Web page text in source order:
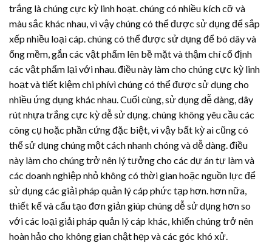
trắng là chúng cực kỳ linh hoạt. chúng có nhiều kích cỡ và
màu sắc khác nhau, vì vậy chúng có thể được sử dụng để sắp
xếp nhiều loại cáp. chúng có thể được sử dụng để bó dây và
ống mềm, gắn các vật phẩm lên bề mặt và thậm chí cố định
các vật phẩm lại với nhau. điều này làm cho chúng cực kỳ linh
hoạt và tiết kiệm chi phívì chúng có thể được sử dụng cho
nhiều ứng dụng khác nhau. Cuối cùng, sử dụng dễ dàng,dây
rút nhựatrắng cực kỳ dễ sử dụng. chúng không yêu cầu các
công cụ hoặc phần cứng đặc biệt, vì vậy bất kỳ ai cũng có
thể sử dụng chúng một cách nhanh chóng và dễ dàng. điều
này làm cho chúng trở nên lý tưởng cho các dự án tự làm và
các doanh nghiệp nhỏ không có thời gian hoặc nguồn lực để
sử dụng các giải pháp quản lý cáp phức tạp hơn. hơn nữa,
thiết kế và cấu tạo đơn giản giúp chúng dễ sử dụng hơn so
với các loại giải pháp quản lý cáp khác, khiến chúng trở nên
hoàn hảo cho không gian chật hẹp và các góc khó xử.